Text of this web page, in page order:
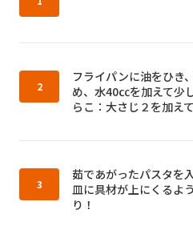
作り方2：
フライパンに油をひき
め、水40㏄を加えて少
らこ：大さじ２を加え
作り方3：
茹であがったパスタを
皿に具材が上にくるよ
り！